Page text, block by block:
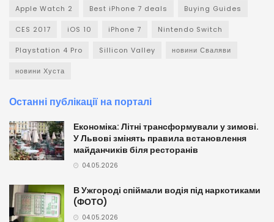
Apple Watch 2 Best iPhone 7 deals Buying Guides
CES 2017 iOS 10 iPhone 7 Nintendo Switch
Playstation 4 Pro Sillicon Valley новини Сваляви
новини Хуста
Останні публікації на порталі
Економіка: Літні трансформували у зимові.
У Львові змінять правила встановлення
майданчиків біля ресторанів
04.05.2026
В Ужгороді спіймали водія під наркотиками
(ФОТО)
04.05.2026